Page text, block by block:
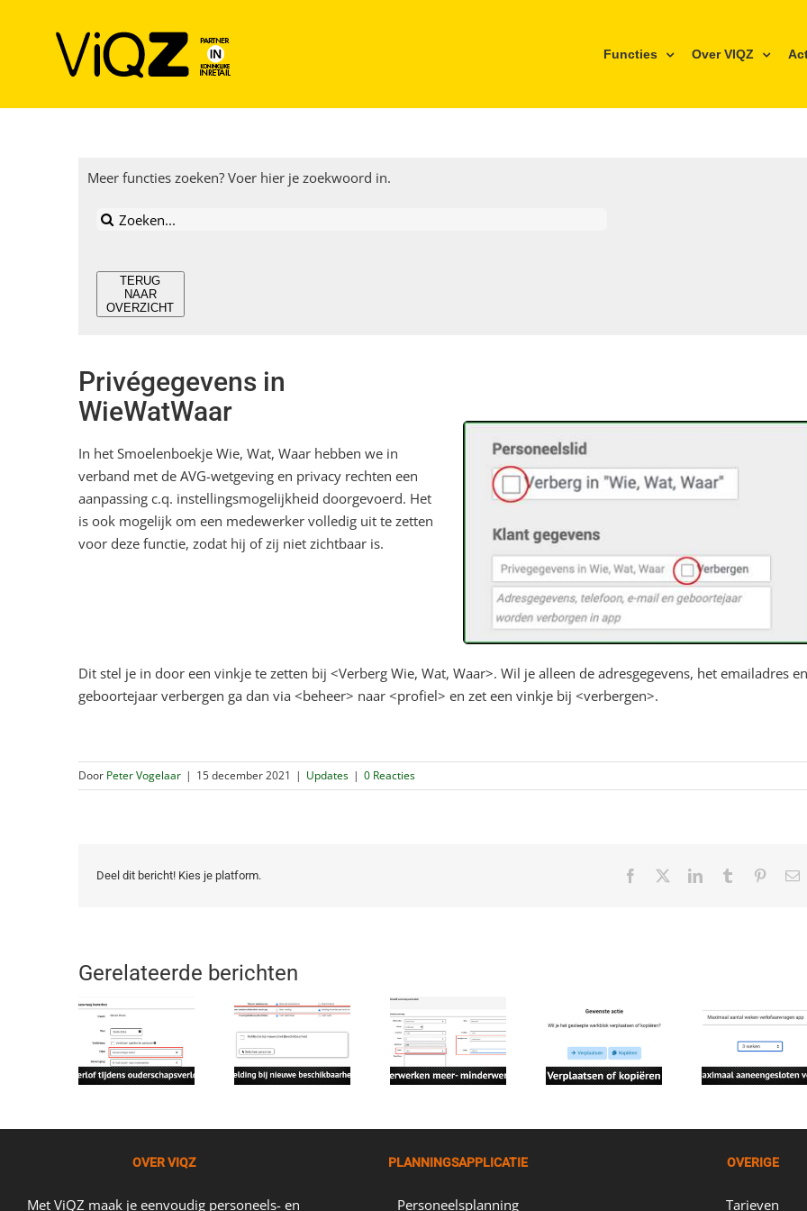
Functies Over VIQZ
Meer functies zoeken? Voer hier je zoekwoord in.
Zoeken
TERUG
NAAR
OVERZICHT
Privégegevens in
WieWatWaar
In het Smoelenboekje Wie, Wat, Waar hebben we in
verband met de AVG-wetgeving en privacy rechten een
aanpassing c.q. instellingsmogelijkheid doorgevoerd. Het
is ook mogelijk om een medewerker volledig uit te zetten
voor deze functie, zodat hij of zij niet zichtbaar is.
Dit stel je in door een vinkje te zetten bij <Verberg Wie, Wat, Waar>. Wil je alleen de adresgegevens, het emailadres en
geboortejaar verbergen ga dan via <beheer> naar <profiel> en zet een vinkje bij <verbergen>.
Door Peter Vogelaar | 15 december 2021 | Updates | 0 Reacties
Deel dit bericht! Kies je platform. Facebook LinkedInTumblr
Gerelateerde berichten
OVER VIQZ
Met ViQZ maak je eenvoudig personeels- en
PLANNINGSAPPLICATIE
Personeelsplanning
OVERIGE
Tarieven